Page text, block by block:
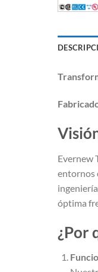
Evernew
entornos
óptima
¿Por